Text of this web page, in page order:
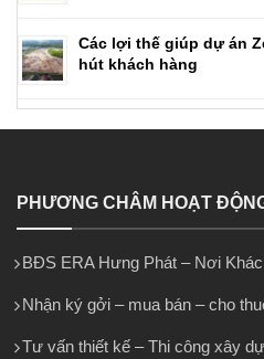
Các lợi thế giúp dự án
hút khách hàng
PHƯƠNG CHÂM HOẠT
BĐS ERA Hưng Phát – Nơi
Nhận ký gởi – mua bán – cho
Tư vấn thiết kế – Thi công xây